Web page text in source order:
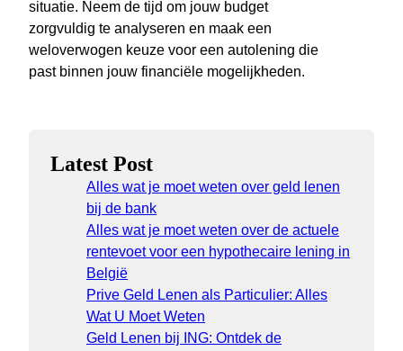
situatie. Neem de tijd om jouw budget
zorgvuldig te analyseren en maak een
weloverwogen keuze voor een autolening die
past binnen jouw financiële mogelijkheden.
Latest Post
Alles wat je moet weten over geld lenen
bij de bank
Alles wat je moet weten over de actuele
rentevoet voor een hypothecaire lening in
België
Prive Geld Lenen als Particulier: Alles
Wat U Moet Weten
Geld Lenen bij ING: Ontdek de